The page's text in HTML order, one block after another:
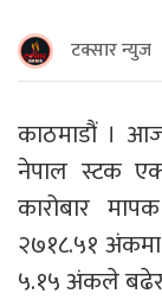
टक्सार न्युज
काठमाडौं ।
नेपाल स्टक
कारोबार
२७१८.५१
५.१५ अंकले